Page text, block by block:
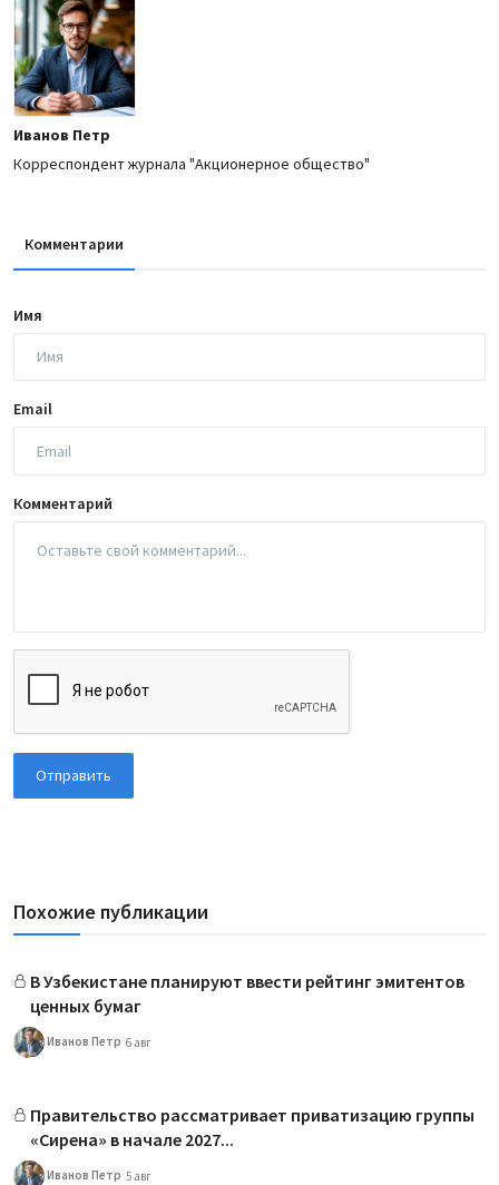
Иванов Петр
Корреспондент журнала "Акционерное общество"
Комментарии
Имя
Email
Комментарий
Отправить
Похожие публикации
В Узбекистане планируют ввести рейтинг эмитентов
ценных бумаг
Иванов Петр 6 авг
Правительство рассматривает приватизацию группы
«Сирена» в начале 2027...
Иванов Петр 5 авг